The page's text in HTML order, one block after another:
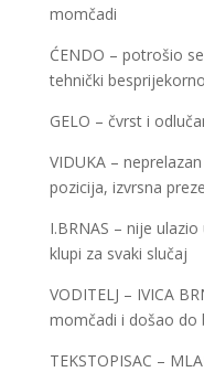
momčadi
ĆENDO – potrošio
tehnički besprijekorno
GELO – čvrst i
VIDUKA –
pozicija, izvrsna
I.BRNAS – nije
klupi za svaki slučaj
VODITELJ – IVICA
momčadi i došao do
TEKSTOPISAC –